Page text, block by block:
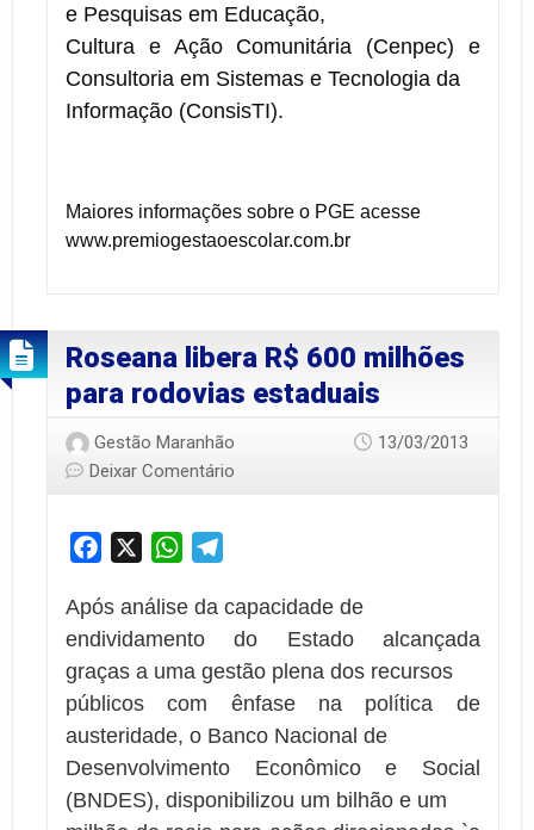
e Pesquisas em Educação,
Cultura e Ação Comunitária (Cenpec) e
Consultoria em Sistemas e Tecnologia da
Informação (ConsisTI).
Maiores informações sobre o PGE acesse
www.premiogestaoescolar.com.br
Roseana libera R$ 600 milhões
para rodovias estaduais
Gestão Maranhão
13/03/2013
Deixar Comentário
Facebook WhatsApp
Após análise da capacidade de
endividamento do Estado alcançada
graças a uma gestão plena dos recursos
públicos com ênfase na política de
austeridade, o Banco Nacional de
Desenvolvimento Econômico e Social
(BNDES), disponibilizou um bilhão e um